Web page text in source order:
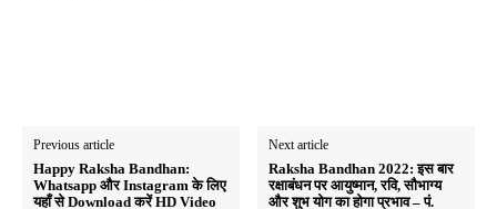
Previous article
Happy Raksha Bandhan:
Whatsapp और Instagram के लिए
यहाँ से Download करें HD Video
Next article
Raksha Bandhan 2022: इस बार
रक्षाबंधन पर आयुष्मान, रवि, सौभाग्य
और शुभ योग का होगा प्रभाव – पं.